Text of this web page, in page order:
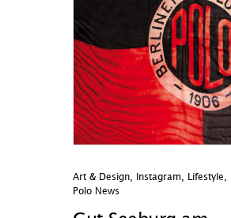
Art & Design Instagram Lifestyle
Polo News